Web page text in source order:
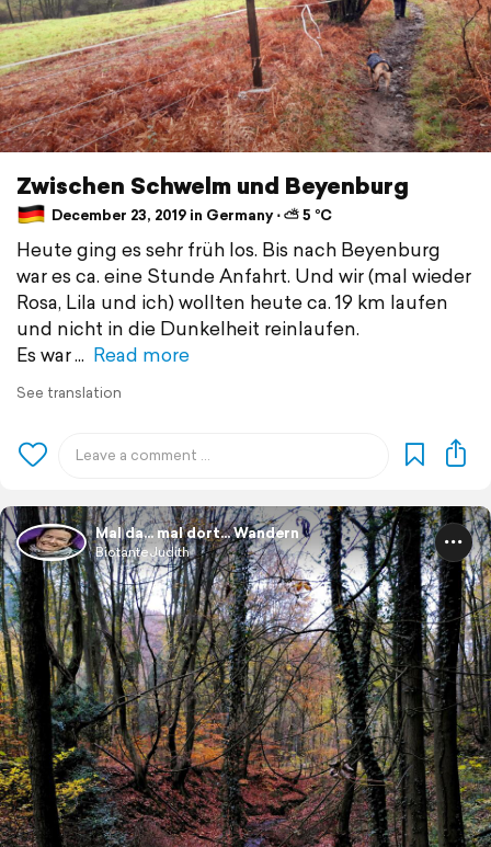
Zwischen Schwelm und Beyenburg
December 23, 2019 in Germany ⋅ ⛅ 5 °C
Heute ging es sehr früh los. Bis nach Beyenburg
war es ca. eine Stunde Anfahrt. Und wir (mal wieder
Rosa, Lila und ich) wollten heute ca. 19 km laufen
und nicht in die Dunkelheit reinlaufen.
Es war
Read more
See translation
Mal da... mal dort... Wandern
BiotanteJudith